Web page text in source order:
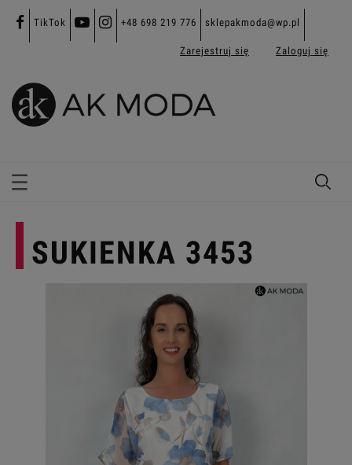
TikTok +48 698 219 776 sklepakmoda@wp.pl
Zarejestruj się Zaloguj się
SUKIENKA 3453